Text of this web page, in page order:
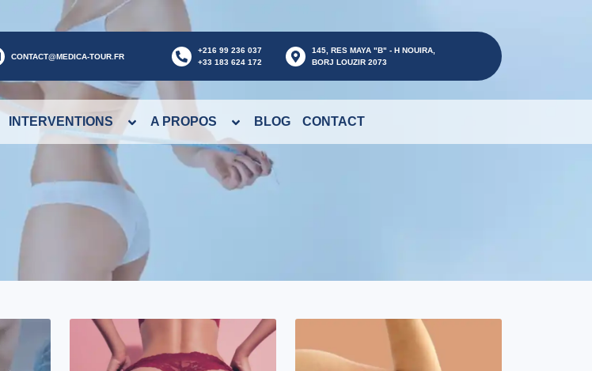
CONTACT@MEDICA-TOUR.FR
+216 99 236 037
+33 183 624 172
145, RES MAYA "B" - H NOUIRA,
BORJ LOUZIR 2073
INTERVENTIONS A PROPOS BLOG CONTACT